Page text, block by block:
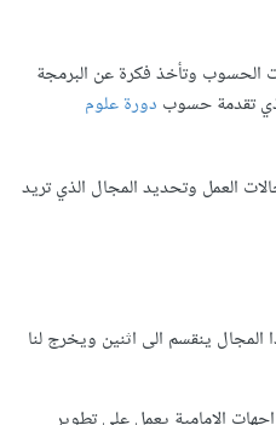
الحسوب وتأخذ فكرة عن البرمجة
تقدمة حسوب دورة علوم
العمل وتحديد المجال الذي تريد
ينقسم الى اثنين ويخرج لنا